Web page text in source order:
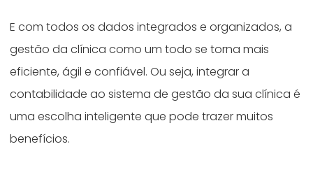
E com todos os dados integrados e organizados, a
gestão da clínica como um todo se torna mais
eficiente, ágil e confiável. Ou seja, integrar a
contabilidade ao sistema de gestão da sua clínica é
uma escolha inteligente que pode trazer muitos
benefícios.